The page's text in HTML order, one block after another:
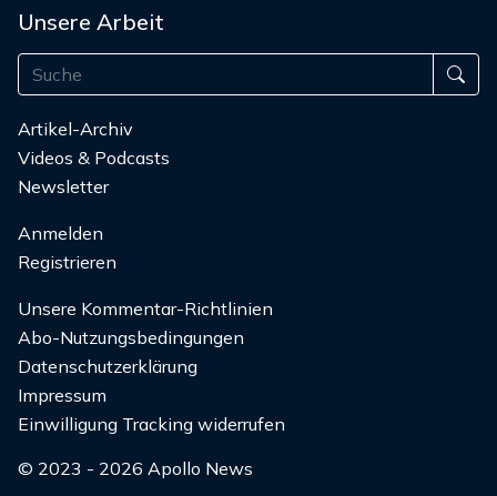
Unsere Arbeit
Artikel-Archiv
Videos & Podcasts
Newsletter
Anmelden
Registrieren
Unsere Kommentar-Richtlinien
Abo-Nutzungsbedingungen
Datenschutzerklärung
Impressum
Einwilligung Tracking widerrufen
© 2023 - 2026 Apollo News